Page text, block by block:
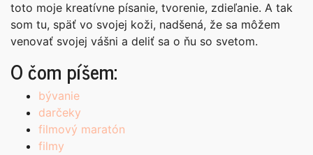
toto moje kreatívne písanie, tvorenie, zdieľanie. A tak
som tu, späť vo svojej koži, nadšená, že sa môžem
venovať svojej vášni a deliť sa o ňu so svetom.
O čom píšem:
bývanie
darčeky
filmový maratón
filmy